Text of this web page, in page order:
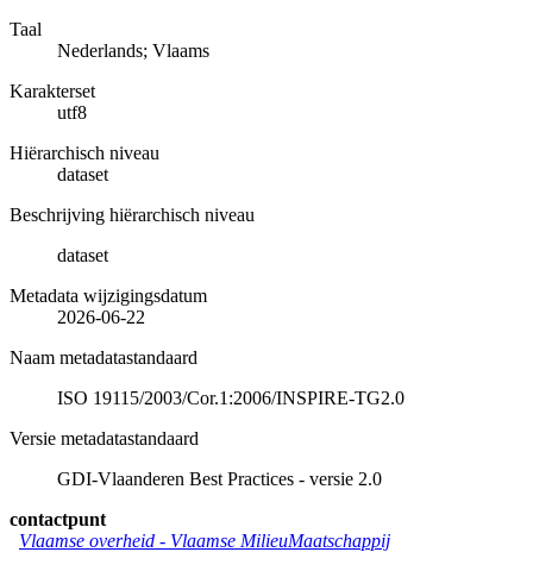
Taal
Nederlands; Vlaams
Karakterset
utf8
Hiërarchisch niveau
dataset
Beschrijving hiërarchisch niveau
dataset
Metadata wijzigingsdatum
2026-06-22
Naam metadatastandaard
ISO 19115/2003/Cor.1:2006/INSPIRE-TG2.0
Versie metadatastandaard
GDI-Vlaanderen Best Practices - versie 2.0
contactpunt
Vlaamse overheid - Vlaamse MilieuMaatschappij